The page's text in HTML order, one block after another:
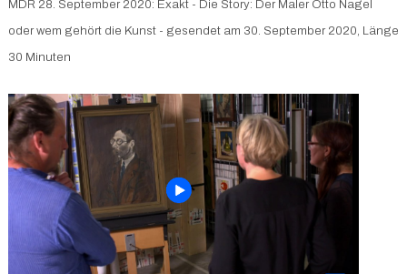
MDR 28. September 2020: Exakt - Die Story: Der Maler Otto Nagel
oder wem gehört die Kunst - gesendet am 30. September 2020, Länge
30 Minuten